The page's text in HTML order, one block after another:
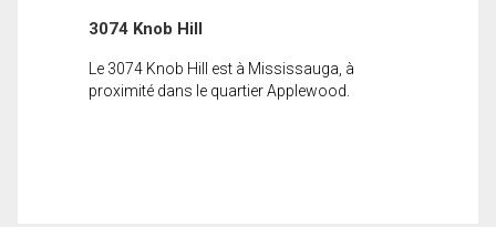
3074 Knob Hill
Le 3074 Knob Hill est à Mississauga, à
proximité dans le quartier Applewood.